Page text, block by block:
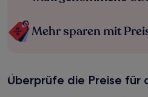
Mehr sparen mit
Überprüfe die Preise für